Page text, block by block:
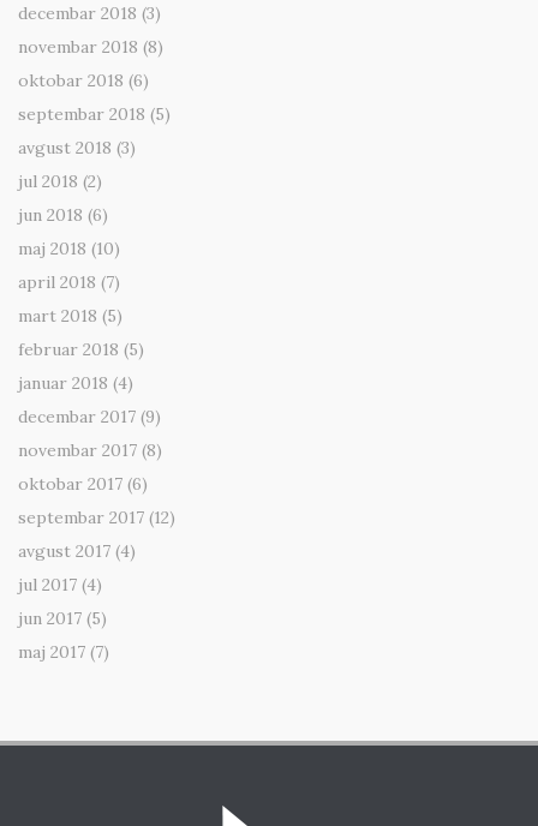
decembar 2018 (3)
novembar 2018 (8)
oktobar 2018 (6)
septembar 2018 (5)
avgust 2018 (3)
jul 2018 (2)
jun 2018 (6)
maj 2018 (10)
april 2018 (7)
mart 2018 (5)
februar 2018 (5)
januar 2018 (4)
decembar 2017 (9)
novembar 2017 (8)
oktobar 2017 (6)
septembar 2017 (12)
avgust 2017 (4)
jul 2017 (4)
jun 2017 (5)
maj 2017 (7)